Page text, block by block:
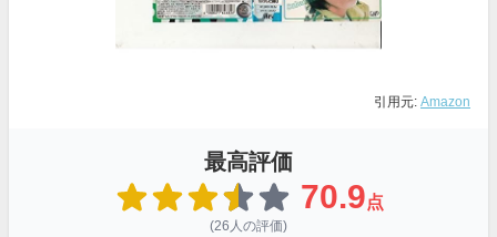
引用元: Amazon
最高評価
70.9点
(26人の評価)